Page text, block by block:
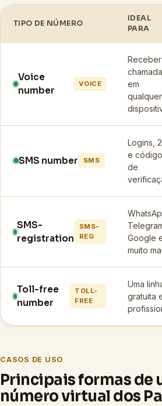
TIPO DE NÚMERO
IDEAL
PARA
Voice
number
VOICE
Receber
em
qualquer
SMS number SMS
Logins,
e
de
SMS-
registration
SMS-
REG
Google
muito
Toll-free
number
TOLL-
FREE
Uma
gratuita
CASOS DE USO
Principais formas de
número virtual dos